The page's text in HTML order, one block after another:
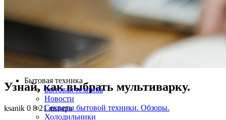
Узнай, как выбрать мультиварку.
ksanik 0 8 21 января
Бытовая техника
Бытовая техника
Новости
Секреты бытовой техники. Обзоры.
Холодильники